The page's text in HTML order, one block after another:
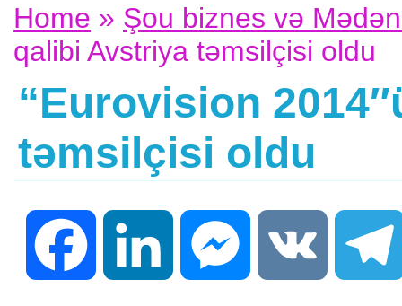
Home » Şou biznes və
qalibi Avstriya təmsilçisi oldu
“Eurovision
təmsilçisi oldu
Facebook LinkedIn Messenger VK